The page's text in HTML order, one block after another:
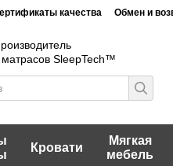
качества Обмен и
матрасов SleepTech™
Кровати
Мягкая
мебель